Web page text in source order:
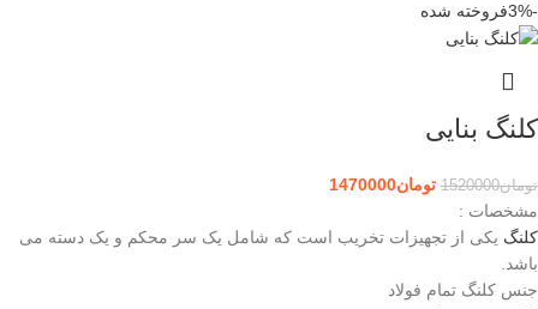
-3% فروخته شده
کلنگ بنایی
تومان1520000 تومان1470000
مشخصات :
کلنگ یکی از تجهیزات تخریب است که شامل یک سر محکم و یک دسته می‌
باشد.
جنس کلنگ تمام فولاد